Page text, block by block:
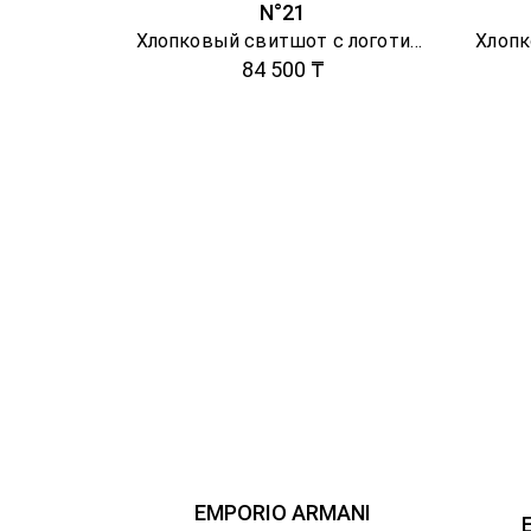
N°21
Хлопковый свитшот с логотипом
84 500 ₸
EMPORIO ARMANI